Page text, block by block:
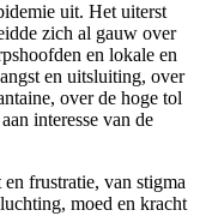
uit. Het uiterst
zich al gauw over
en lokale en
en uitsluiting, over
over de hoge tol
interesse van de
frustratie, van stigma
moed en kracht